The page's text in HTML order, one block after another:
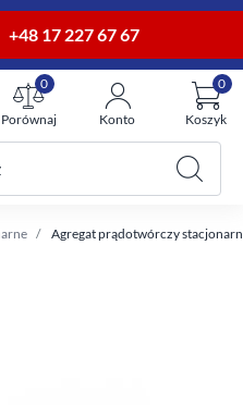
+48 17 227 67 67
Porównaj
0
Konto Koszyk
0
Agregat prądotwórczy